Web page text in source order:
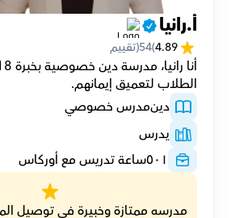
أ.رانيا
4.89
(
54(تقييم
الطلاب لتعميق إيمانهم.
دينمدرس خصوصي
يدرس
٥٠١ساعة تدريس مع أوركاس